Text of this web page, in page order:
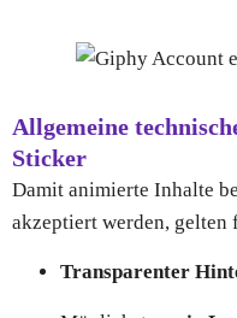
Allgemeine
Sticker
Damit animierte Inhalte
akzeptiert werden, gelten
Transparenter